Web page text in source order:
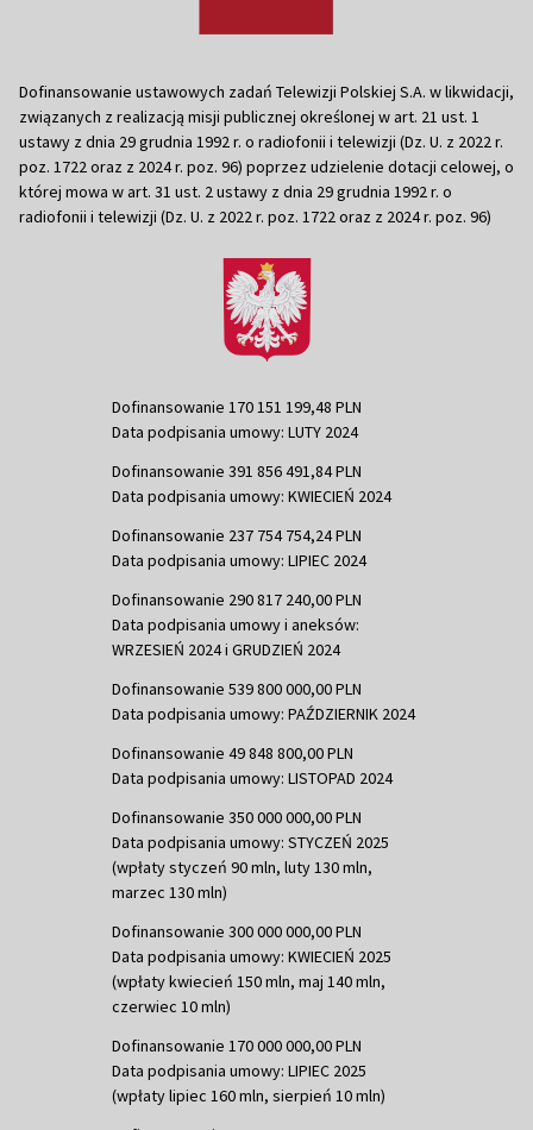
Dofinansowanie ustawowych zadań Telewizji Polskiej S.A. w likwidacji,
związanych z realizacją misji publicznej określonej w art. 21 ust. 1
ustawy z dnia 29 grudnia 1992 r. o radiofonii i telewizji (Dz. U. z 2022 r.
poz. 1722 oraz z 2024 r. poz. 96) poprzez udzielenie dotacji celowej, o
której mowa w art. 31 ust. 2 ustawy z dnia 29 grudnia 1992 r. o
radiofonii i telewizji (Dz. U. z 2022 r. poz. 1722 oraz z 2024 r. poz. 96)
Dofinansowanie 170 151 199,48 PLN
Data podpisania umowy: LUTY 2024
Dofinansowanie 391 856 491,84 PLN
Data podpisania umowy: KWIECIEŃ 2024
Dofinansowanie 237 754 754,24 PLN
Data podpisania umowy: LIPIEC 2024
Dofinansowanie 290 817 240,00 PLN
Data podpisania umowy i aneksów:
WRZESIEŃ 2024 i GRUDZIEŃ 2024
Dofinansowanie 539 800 000,00 PLN
Data podpisania umowy: PAŹDZIERNIK 2024
Dofinansowanie 49 848 800,00 PLN
Data podpisania umowy: LISTOPAD 2024
Dofinansowanie 350 000 000,00 PLN
Data podpisania umowy: STYCZEŃ 2025
(wpłaty styczeń 90 mln, luty 130 mln,
marzec 130 mln)
Dofinansowanie 300 000 000,00 PLN
Data podpisania umowy: KWIECIEŃ 2025
(wpłaty kwiecień 150 mln, maj 140 mln,
czerwiec 10 mln)
Dofinansowanie 170 000 000,00 PLN
Data podpisania umowy: LIPIEC 2025
(wpłaty lipiec 160 mln, sierpień 10 mln)